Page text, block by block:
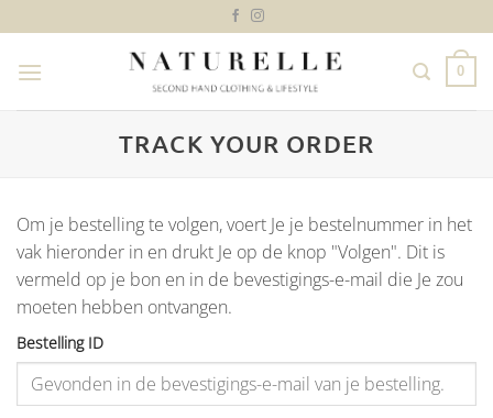
naar
inhoud
0
TRACK YOUR ORDER
Om je bestelling te volgen, voert Je je bestelnummer in het
vak hieronder in en drukt Je op de knop "Volgen". Dit is
vermeld op je bon en in de bevestigings-e-mail die Je zou
moeten hebben ontvangen.
Bestelling ID